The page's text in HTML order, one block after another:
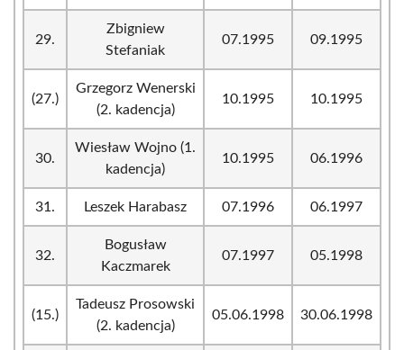
29.
Zbigniew
Stefaniak
07.1995 09.1995
(27.)
Grzegorz Wenerski
(2. kadencja)
10.1995 10.1995
30.
Wiesław Wojno (1.
kadencja)
10.1995 06.1996
31. Leszek Harabasz 07.1996 06.1997
32.
Bogusław
Kaczmarek
07.1997 05.1998
(15.)
Tadeusz Prosowski
(2. kadencja)
05.06.1998 30.06.1998